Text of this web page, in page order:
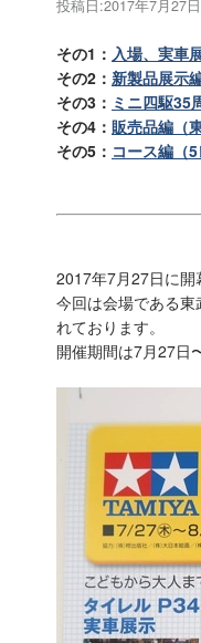
投稿日:2017年7月27
その1： 入場、実車
その2： 新製品展示
その3： ミニ四駆35
その4： 販売品編（
その5： コース編（
2017年7月27日に開
今回は会場である
れております。
開催期間は7月27日